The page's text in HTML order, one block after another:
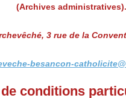
(Archives administratives).
3 rue de la
besancon-
conditions